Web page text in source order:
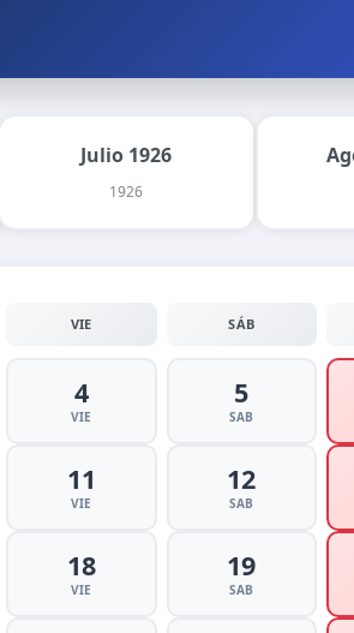
Julio 1926
1926
VIE SÁB
4
VIE
5
SAB
11
VIE
12
SAB
18
VIE
19
SAB